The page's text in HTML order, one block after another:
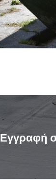
Εγγραφή